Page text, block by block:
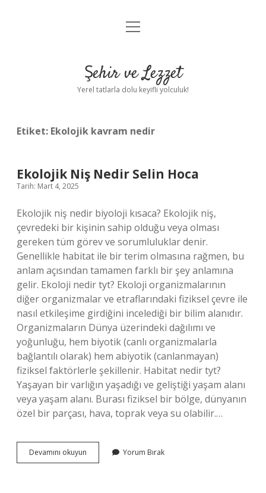
Anasayfa
Yasal Uyarı
menüyü
Şehir ve Lezzet
Yerel tatlarla dolu keyifli yolculuk!
Etiket: Ekolojik kavram nedir
Ekolojik Niş Nedir Selin Hoca
Tarih: Mart 4, 2025
Ekolojik niş nedir biyoloji kısaca? Ekolojik niş,
çevredeki bir kişinin sahip olduğu veya olması
gereken tüm görev ve sorumluluklar denir.
Genellikle habitat ile bir terim olmasına rağmen, bu
anlam açısından tamamen farklı bir şey anlamına
gelir. Ekoloji nedir tyt? Ekoloji organizmalarının
diğer organizmalar ve etraflarındaki fiziksel çevre ile
nasıl etkileşime girdiğini incelediği bir bilim alanıdır.
Organizmaların Dünya üzerindeki dağılımı ve
yoğunluğu, hem biyotik (canlı organizmalarla
bağlantılı olarak) hem abiyotik (canlanmayan)
fiziksel faktörlerle şekillenir. Habitat nedir tyt?
Yaşayan bir varlığın yaşadığı ve geliştiği yaşam alanı
veya yaşam alanı. Burası fiziksel bir bölge, dünyanın
özel bir parçası, hava, toprak veya su olabilir.…
Devamını okuyun
Niş
Yorum Bırak